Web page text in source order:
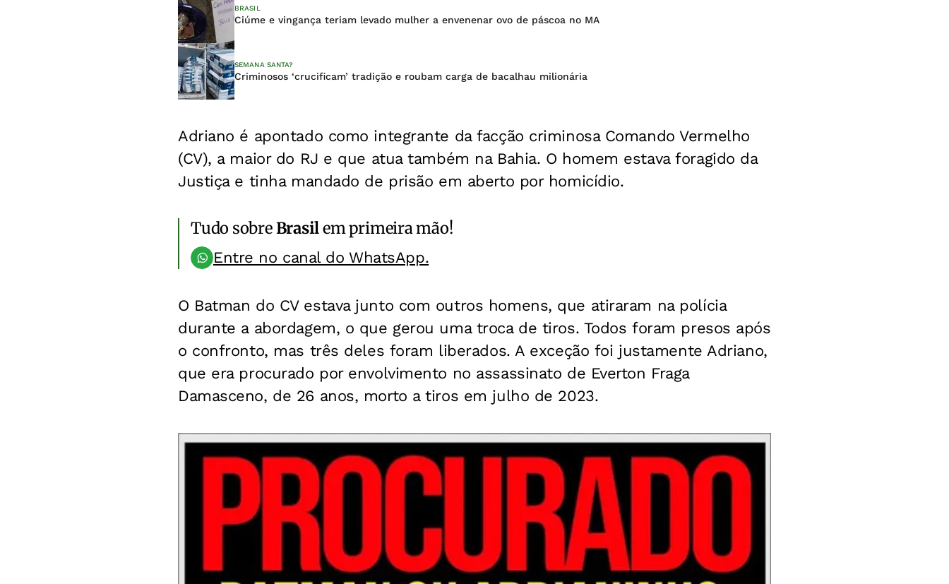
BRASIL
Ciúme e vingança teriam levado mulher a envenenar ovo de páscoa no MA
SEMANA SANTA?
Criminosos ‘crucificam’ tradição e roubam carga de bacalhau milionária
Adriano é apontado como integrante da facção criminosa Comando Vermelho
(CV), a maior do RJ e que atua também na Bahia. O homem estava foragido da
Justiça e tinha mandado de prisão em aberto por homicídio.
Tudo sobreBrasilem primeira mão!
Entre no canal do WhatsApp.
O Batman do CV estava junto com outros homens, que atiraram na polícia
durante a abordagem, o que gerou uma troca de tiros. Todos foram presos após
o confronto, mas três deles foram liberados. A exceção foi justamente Adriano,
que era procurado por envolvimento no assassinato de Everton Fraga
Damasceno, de 26 anos, morto a tiros em julho de 2023.